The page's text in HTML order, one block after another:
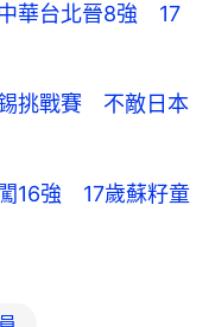
華台北晉8強 17
挑戰賽 不敵日本
16強 17歲蘇籽童